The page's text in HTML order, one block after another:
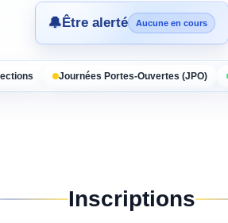
🔔Être alerté Aucune en cours
Journées Portes-Ouvertes (JPO)
Inscriptions